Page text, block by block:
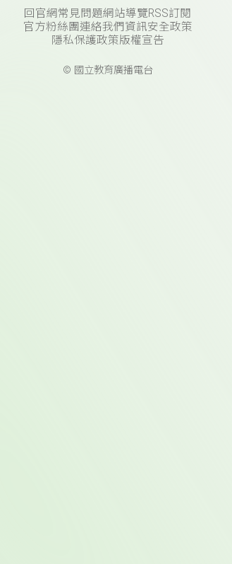
回官網常見問題網站導覽RSS訂閱
官方粉絲團連絡我們 資訊安全政策
隱私保護政策版權宣告
© 國立教育廣播電台